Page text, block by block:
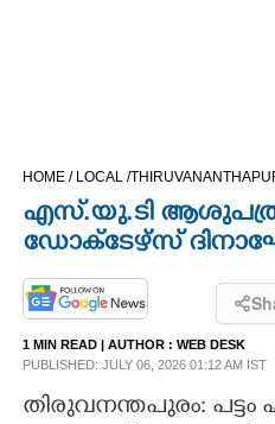
LIFESTYLE
HOME / LOCAL /
എസ്.യു.ടി
ഡോക്ടേഴ്സ്
1 MIN READ | AUTHOR : WEB DESK
PUBLISHED: JULY 06, 2026 01:12 AM IST
തിരുവനന്തപുരം: